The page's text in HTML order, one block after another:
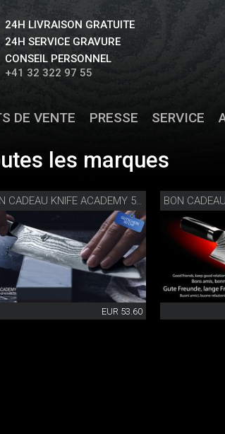
24H LIVRAISON GRATUITE
24H SERVICE GRAVURE
CONSEIL PERSONNEL
+41 32 322 97 55
DE VENTE PRESSE SERVICE
les marques
BON CADEAU KNIFE ACADEMY 50 CHF
EUR 53.60
BON